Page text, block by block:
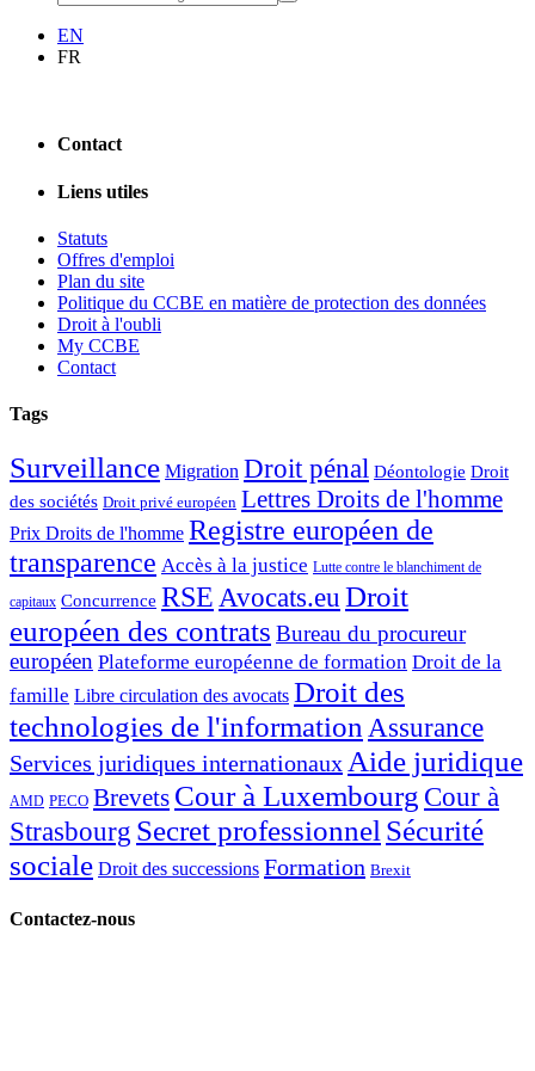
EN
FR
Contact
Liens utiles
Statuts
Offres d'emploi
Plan du site
Politique du CCBE en matière de protection des données
Droit à l'oubli
My CCBE
Contact
Tags
Surveillance Migration Droit pénal Déontologie Droit
des sociétés Droit privé européen Lettres Droits de l'homme
Prix Droits de l'homme Registre européen de
transparence Accès à la justice Lutte contre le blanchiment de
capitaux Concurrence RSE Avocats.eu Droit
européen des contrats Bureau du procureur
européen Plateforme européenne de formation Droit de la
famille Libre circulation des avocats Droit des
technologies de l'information Assurance
Services juridiques internationaux Aide juridique
AMD PECO Brevets Cour à Luxembourg Cour à
Strasbourg Secret professionnel Sécurité
sociale Droit des successions Formation Brexit
Contactez-nous